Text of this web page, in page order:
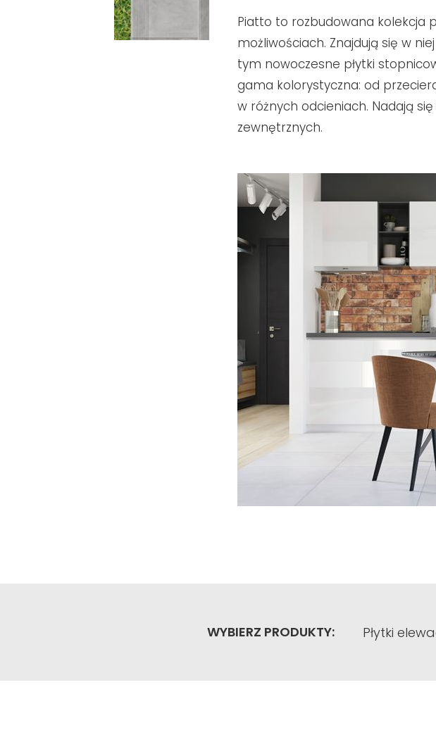
Piatto to rozbudowana kolekcja
możliwościach. Znajdują się w
tym nowoczesne płytki
gama kolorystyczna: od
w różnych odcieniach. Nadają
zewnętrznych.
WYBIERZ PRODUKTY: Płytki